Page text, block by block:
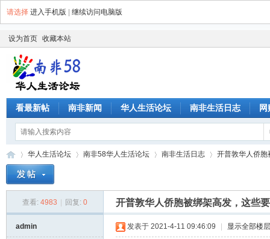
请选择 进入手机版 继续访问电脑版
设为首页 收藏本站
看最新帖 南非新闻 华人生活论坛 南非生活日志 网
华人生活论坛
›
南非58华人生活论坛
›
南非生活日志
›
开普敦华人侨胞
查看: 4983 回复: 0 开普敦华人侨胞被绑架高发，这些
admin 发表于 2021-4-11 09:46:09 显示全部楼层